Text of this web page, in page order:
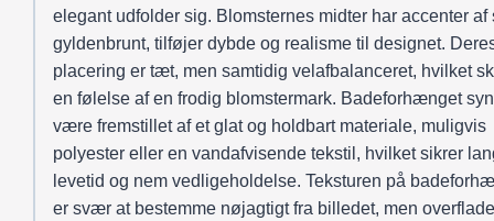
elegant udfolder sig. Blomsternes midter har accenter af
gyldenbrunt, tilføjer dybde og realisme til designet.
placering er tæt, men samtidig velafbalanceret, hvilket
en følelse af en frodig blomstermark. Badeforhænget
være fremstillet af et glat og holdbart materiale, muligvis
polyester eller en vandafvisende tekstil, hvilket sikrer
levetid og nem vedligeholdelse. Teksturen på
er svær at bestemme nøjagtigt fra billedet, men